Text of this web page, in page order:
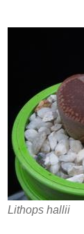
Lithops hallii